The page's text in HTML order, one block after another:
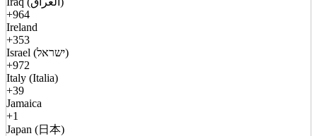
+964
Ireland
+353
Israel (ישראל)
+972
Italy (Italia)
+39
Jamaica
+1
Japan (日本)